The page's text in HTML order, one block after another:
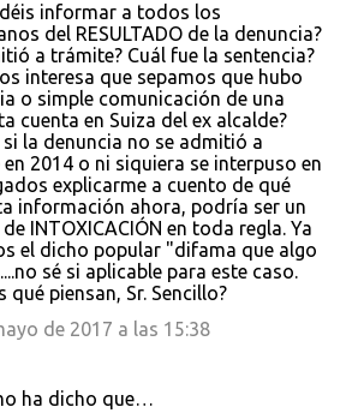
informar a todos los
del RESULTADO de la denuncia?
a trámite? Cuál fue la sentencia?
interesa que sepamos que hubo
o simple comunicación de una
cuenta en Suiza del ex alcalde?
si la denuncia no se admitió a
2014 o ni siquiera se interpuso en
explicarme a cuento de qué
información ahora, podría ser un
INTOXICACIÓN en toda regla. Ya
el dicho popular "difama que algo
sé si aplicable para este caso.
qué piensan, Sr. Sencillo?
de 2017 a las 15:38
ha dicho que…